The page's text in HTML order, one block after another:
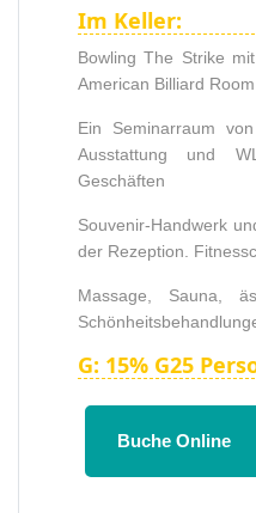
Im Keller:
Bowling The Strike
American Billiard
Ein Seminarraum
Ausstattung und
Geschäften
Souvenir-Handwerk
der Rezeption.
Massage, Sauna,
G: 15% G25
Buche Online